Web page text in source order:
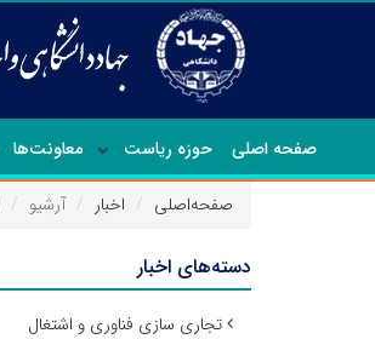
صفحه اصلی حوزه ریاست معاونت‌ها
صفحه‌اصلی اخبار آرشیو
دسته‌های اخبار
تجاری سازی فناوری و اشتغال